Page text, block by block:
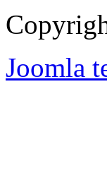
Joomla